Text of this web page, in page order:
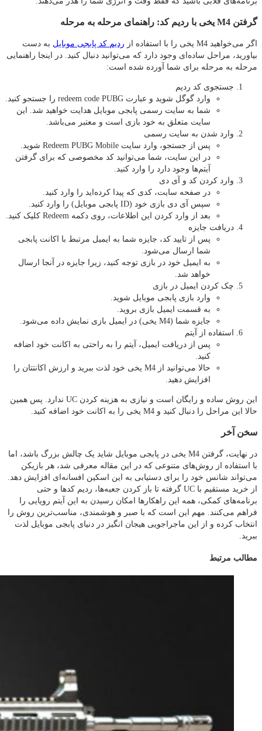
گرفتن M4 یخی با ردیم کد: راهنمای مرحله به مرحله
اگر می‌خواهید M4 یخی را با استفاده از ردیم کد پابجی موبایل به دست
بیاورید، مراحل ساده‌ای وجود دارد که می‌توانید دنبال کنید. در اینجا راهنمایی
مرحله به مرحله برای شما آورده شده است:
جستجوی کد ردیم
وارد گوگل شوید و عبارت redeem code PUBG را جستجو کنید.
شما به سایت رسمی پابجی موبایل هدایت خواهید شد. این
سایت متعلق به خود بازی است و معتبر می‌باشد.
وارد شدن به سایت رسمی
پس از جستجو، وارد سایت Redeem PUBG Mobile شوید.
در این سایت، شما می‌توانید کد مخصوصی که برای گرفتن
آیتم‌ها وجود دارد را وارد کنید.
وارد کردن کد و آی‌ دی
در صفحه سایت، کدی که پیدا کرده‌اید را وارد کنید.
سپس آی‌ دی بازی خود (ID پابجی موبایل) را وارد کنید.
بعد از وارد کردن این اطلاعات، روی دکمه Redeem کلیک کنید.
دریافت جایزه
پس از تایید کد، جایزه شما به ایمیل مرتبط با اکانت پابجی
شما ارسال می‌شود.
به ایمیل خود در بازی توجه کنید، زیرا جایزه در آنجا ارسال
خواهد شد.
چک کردن ایمیل در بازی
وارد بازی پابجی موبایل شوید.
به قسمت ایمیل بازی بروید.
جایزه شما (M4 یخی) در ایمیل بازی نمایش داده می‌شود.
استفاده از آیتم
پس از دریافت ایمیل، آیتم را به راحتی به اکانت خود اضافه
کنید.
حالا می‌توانید از M4 یخی خود لذت ببرید و ارزش اکانتتان را
افزایش دهید.
این روش ساده و رایگان است و نیازی به هزینه کردن UC ندارد. پس همین
حالا این مراحل را دنبال کنید و M4 یخی را به اکانت خود اضافه کنید.
سخن آخر
در نهایت، گرفتن M4 یخی در پابجی موبایل شاید یک چالش بزرگ باشد، اما
با استفاده از روش‌های متنوعی که در این مقاله معرفی شد، هر بازیکن
می‌تواند شانس خود را برای دستیابی به این اسکین افسانه‌ای افزایش دهد.
از خرید مستقیم با UC گرفته تا باز کردن جعبه‌ها، ردیم کدها و حتی
برنامه‌های کمکی، همه این راهکارها امکان رسیدن به این آیتم رویایی را
فراهم می‌کنند. مهم این است که با صبر و هوشمندی، مناسب‌ترین روش را
انتخاب کرده و از این ماجراجویی هیجان‌ انگیز در دنیای پابجی موبایل لذت
ببرید.
مطالب مرتبط